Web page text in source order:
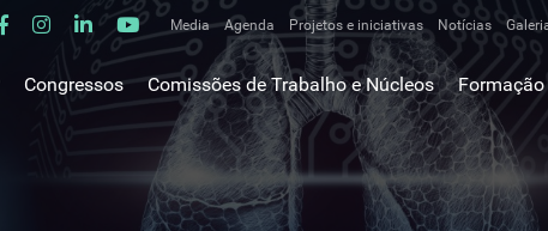
Media
Comunicados de imprensa
Clipping
Agenda Projetos e iniciativas Notícias
do Presidente
Congressos Comissões de Trabalho e Núcleos
Comissões de trabalho
Alergologia Respiratória
Bronquiectasias
Formação
Escola da
E-learnings
Hot